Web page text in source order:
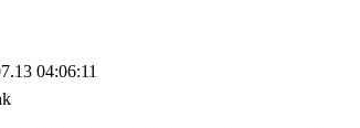
04:06:11